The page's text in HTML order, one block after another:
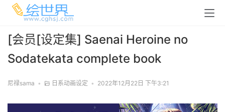
[会员[设定集] Saenai Heroine no
Sodatekata complete book
尼禄sama • 日系动画设定 • 2022年12月22日 下午3:21